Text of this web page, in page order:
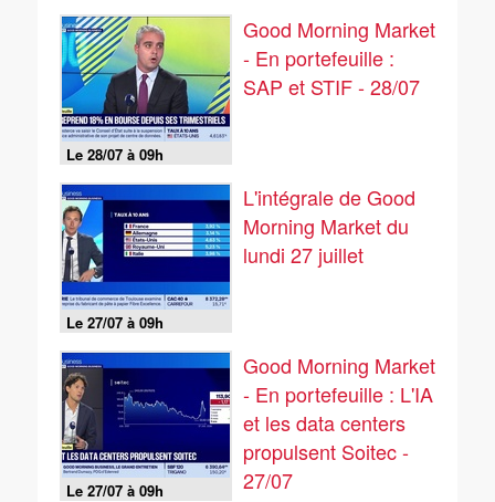
Le 28/07 à 09h
Good Morning Market
- En portefeuille :
SAP et STIF - 28/07
Le 27/07 à 09h
L'intégrale de Good
Morning Market du
lundi 27 juillet
Le 27/07 à 09h
Good Morning Market
- En portefeuille : L'IA
et les data centers
propulsent Soitec -
27/07